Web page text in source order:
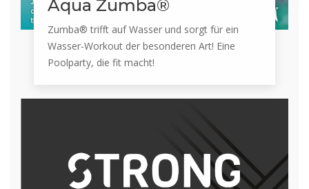
Aqua Zumba®
Zumba® trifft auf Wasser und sorgt für ein
Wasser-Workout der besonderen Art! Eine
Poolparty, die fit macht!